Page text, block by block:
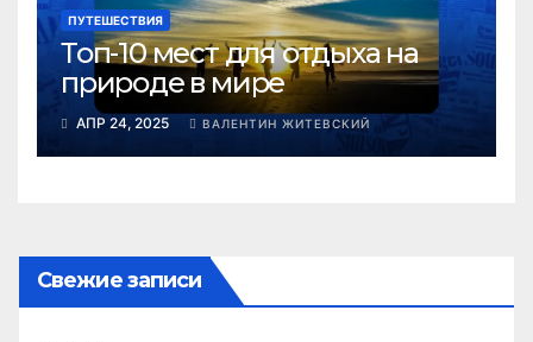
ПУТЕШЕСТВИЯ
Топ-10 мест для отдыха на
природе в мире
АПР 24, 2025 ВАЛЕНТИН ЖИТЕВСКИЙ
Свежие записи